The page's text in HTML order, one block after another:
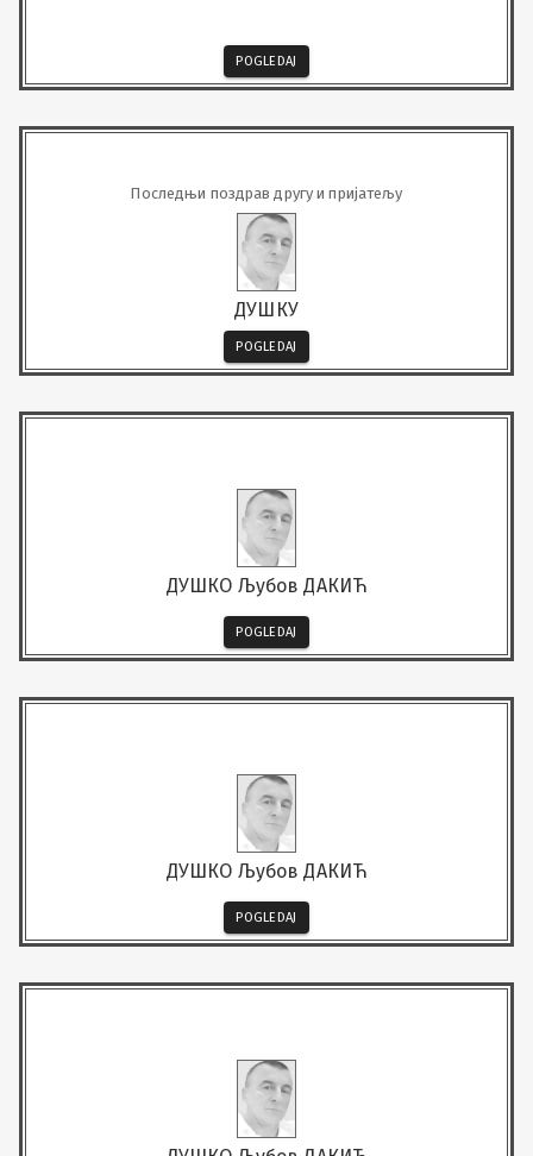
POGLEDAJ
Последњи поздрав другу и пријатељу
ДУШКУ
POGLEDAJ
ДУШКО Љубов ДАКИЋ
POGLEDAJ
ДУШКО Љубов ДАКИЋ
POGLEDAJ